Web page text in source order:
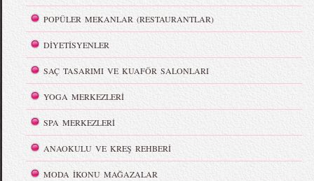
POPÜLER MEKANLAR (RESTAURANTLAR)
DİYETİSYENLER
SAÇ TASARIMI VE KUAFÖR SALONLARI
YOGA MERKEZLERİ
SPA MERKEZLERİ
ANAOKULU VE KREŞ REHBERİ
MODA İKONU MAĞAZALAR